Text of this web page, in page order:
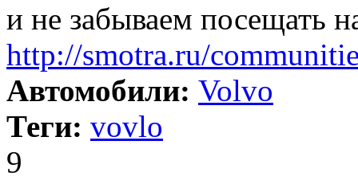
и не забываем посещать
http://smotra.ru/
Автомобили: Volvo
Теги: vovlo
9